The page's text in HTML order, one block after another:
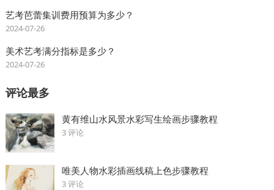
艺考芭蕾集训费用预算为多少？
2024-07-26
美术艺考满分指标是多少？
2024-07-26
评论最多
黄有维山水风景水彩写生绘画步骤教程
3 评论
唯美人物水彩插画线稿上色步骤教程
3 评论